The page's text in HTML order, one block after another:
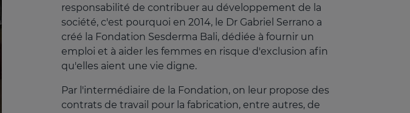
responsabilité de contribuer au développement de la
société, c'est pourquoi en 2014, le Dr Gabriel Serrano a
créé la Fondation Sesderma Bali, dédiée à fournir un
emploi et à aider les femmes en risque d'exclusion afin
qu'elles aient une vie digne.
Par l'intermédiaire de la Fondation, on leur propose des
contrats de travail pour la fabrication, entre autres, de